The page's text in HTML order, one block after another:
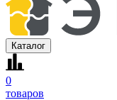
Каталог
0
товаров